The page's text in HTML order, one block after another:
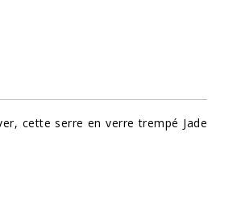
cette serre en verre trempé Jade